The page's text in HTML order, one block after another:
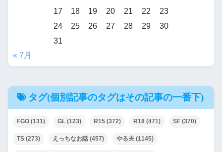
17
18 19 20 21 22
23
24
25 26 27 28 29
30
31
« 7月
タグ(個別記事のタグはその記事の一番下)
FGO (131) GL (123) R15 (372) R18 (471) SF (370)
TS (273) えっちなお話 (457) やる夫 (1145)